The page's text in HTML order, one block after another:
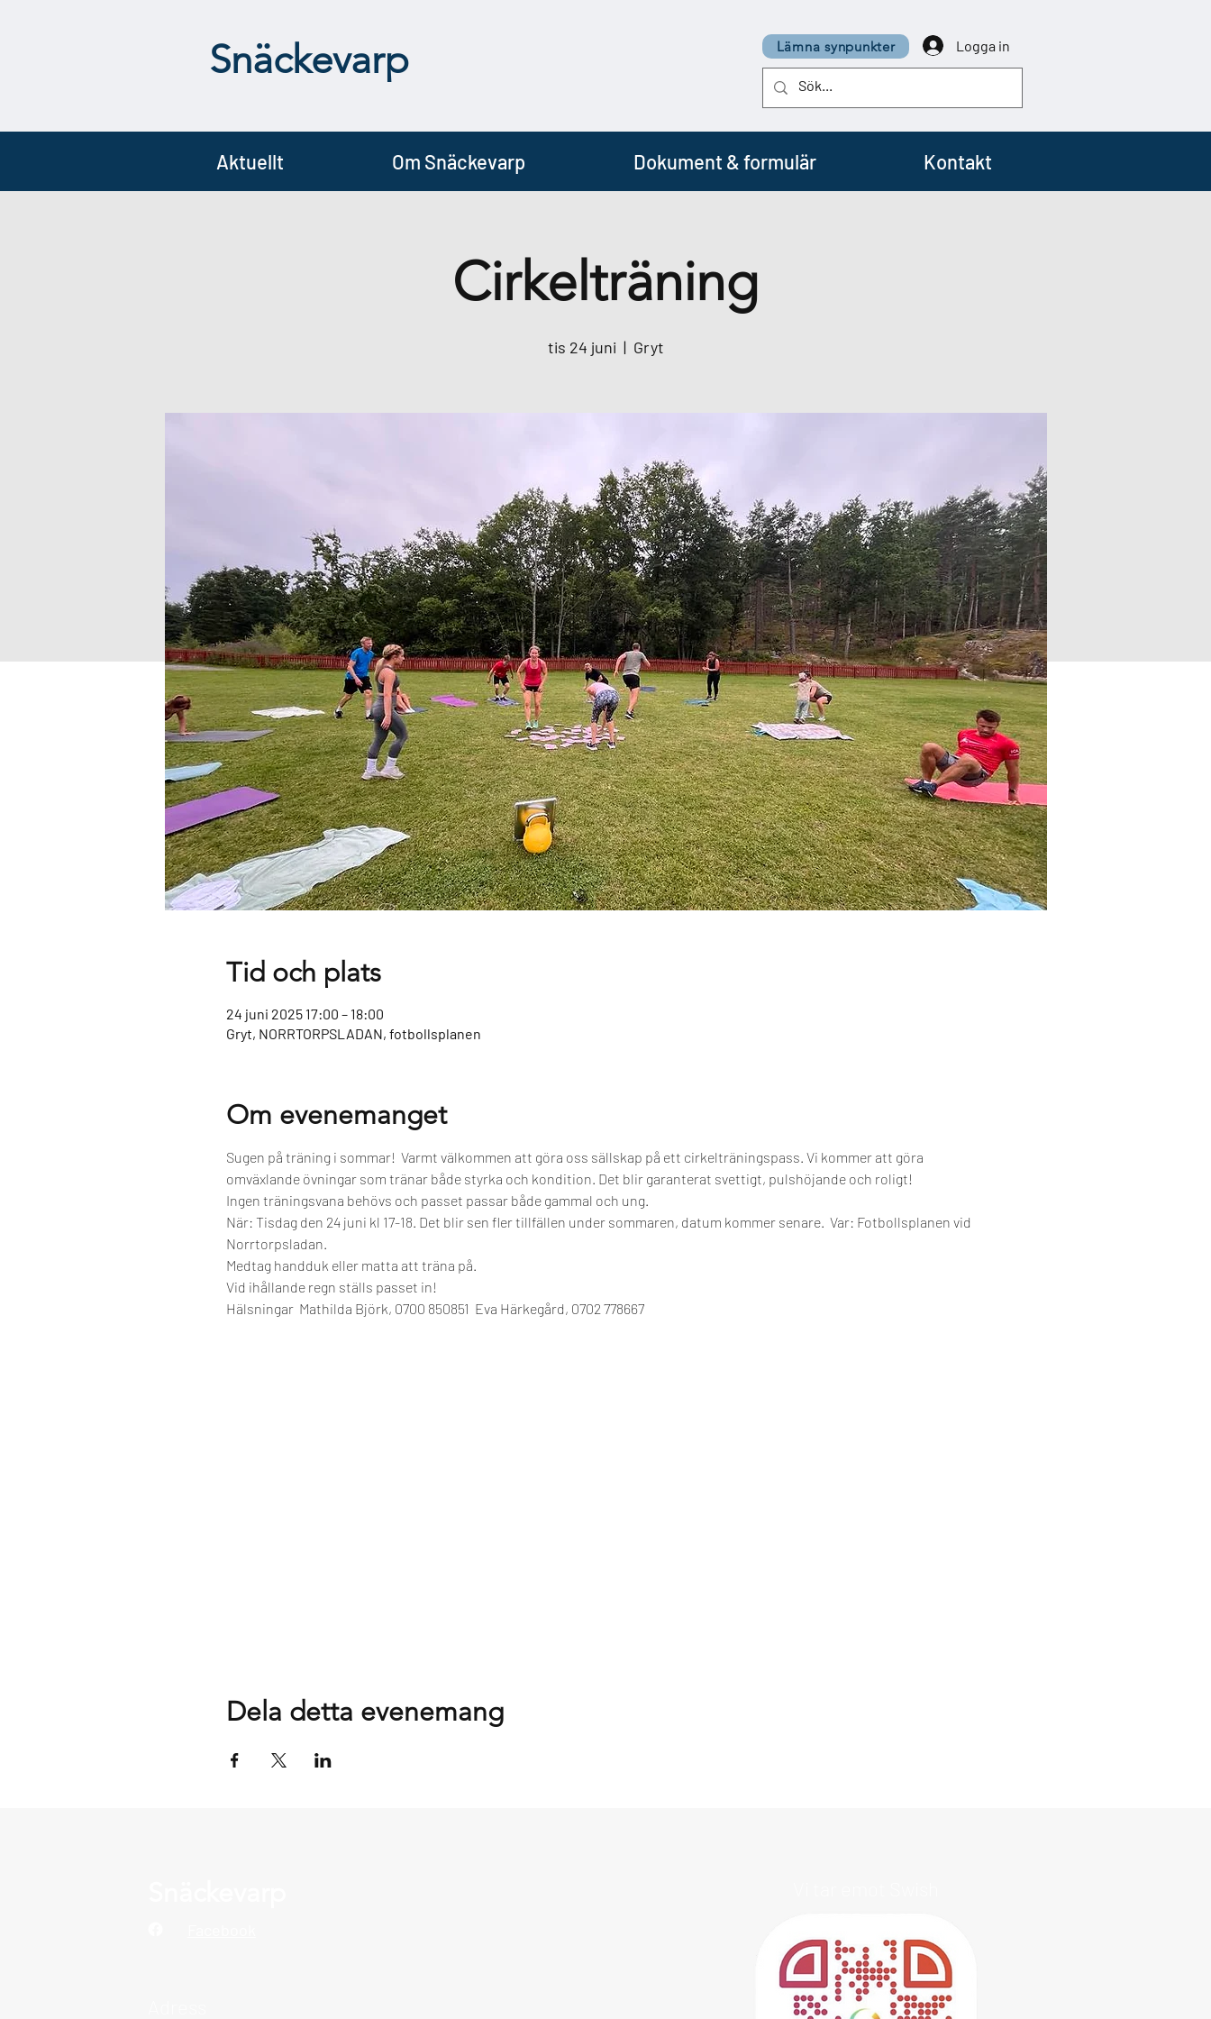
Snäckevarp Logga in
Lämna synpunkter
Aktuellt Om Snäckevarp Dokument & formulär Kontakt
Cirkelträning
tis 24 juni
  |
Gryt
Tid och plats
24 juni 2025 17:00 – 18:00
Gryt, NORRTORPSLADAN, fotbollsplanen
Om evenemanget
Sugen på träning i sommar!  Varmt välkommen att göra oss sällskap på ett cirkelträningspass. Vi kommer att göra
omväxlande övningar som tränar både styrka och kondition. Det blir garanterat svettigt, pulshöjande och roligt!
Ingen träningsvana behövs och passet passar både gammal och ung.
När: Tisdag den 24 juni kl 17-18. Det blir sen fler tillfällen under sommaren, datum kommer senare.  Var: Fotbollsplanen vid
Norrtorpsladan.
Medtag handduk eller matta att träna på.
Vid ihållande regn ställs passet in!
Hälsningar  Mathilda Björk, 0700 850851  Eva Härkegård, 0702 778667
Dela detta evenemang